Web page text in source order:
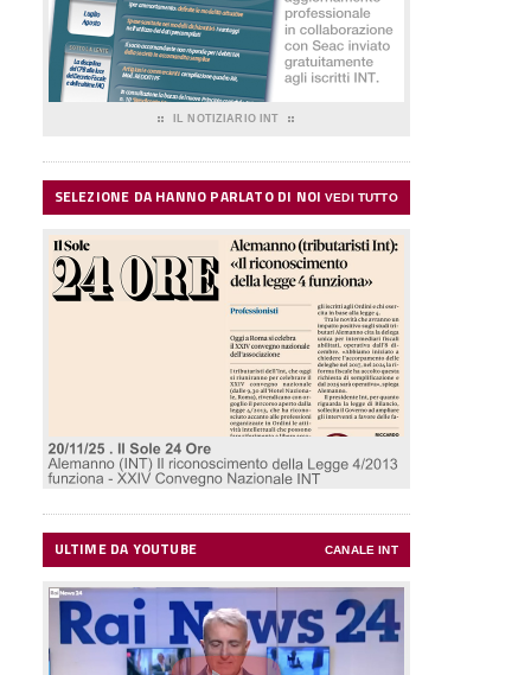
IL NOTIZIARIO INT
SELEZIONE DA HANNO PARLATO DI NOI VEDI TUTTO
ULTIME DA YOUTUBE CANALE INT